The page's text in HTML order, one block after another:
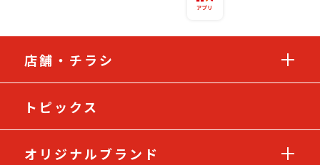
店舗・チラシ
トピックス
オリジナルブランド